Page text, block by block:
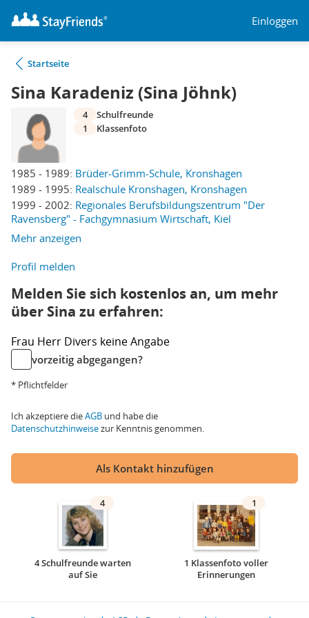
Einloggen
Startseite
Sina Karadeniz (Sina Jöhnk)
1985 - 1989: Brüder-Grimm-Schule, Kronshagen
1989 - 1995: Realschule Kronshagen, Kronshagen
1999 - 2002: Regionales Berufsbildungszentrum "Der
Ravensberg" - Fachgymnasium Wirtschaft, Kiel
Mehr anzeigen
4
Schulfreunde
1
Klassenfoto
Profil melden
Melden Sie sich kostenlos an, um mehr
über Sina zu erfahren:
Frau Herr Divers keine Angabe
vorzeitig abgegangen?
* Pflichtfelder
Ich akzeptiere dieAGB und habe die
Datenschutzhinweisezur Kenntnis genommen.
Als Kontakt hinzufügen
4
4 Schulfreunde warten
auf Sie
1
1 Klassenfoto voller
Erinnerungen